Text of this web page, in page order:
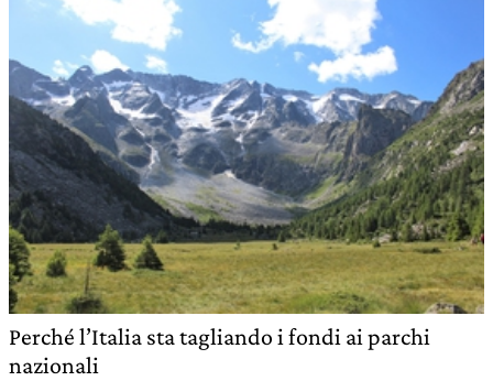
Perché l’Italia sta tagliando i fondi ai parchi
nazionali